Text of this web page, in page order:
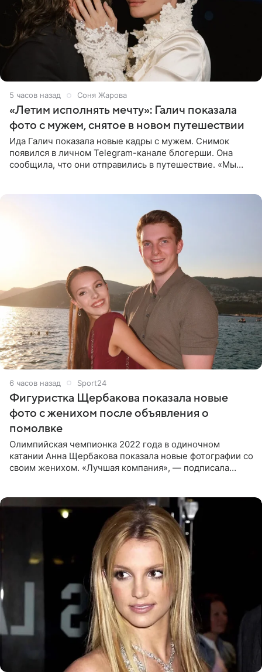
5 часов назад Соня Жарова
«Летим исполнять мечту»: Галич показала
фото с мужем, снятое в новом путешествии
Ида Галич показала новые кадры с мужем. Снимок
появился в личном Telegram-канале блогерши. Она
сообщила, что они отправились в путешествие. «Мы
6 часов назад Sport24
Фигуристка Щербакова показала новые
фото с женихом после объявления о
помолвке
Олимпийская чемпионка 2022 года в одиночном
катании Анна Щербакова показала новые фотографии со
своим женихом. «Лучшая компания», — подписала